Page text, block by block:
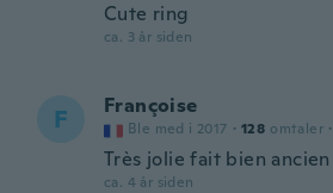
Cute ring
ca. 3 år siden
F Françoise
Ble med i 2017 · 128 omtaler ·
Très jolie fait bien ancien
ca. 4 år siden